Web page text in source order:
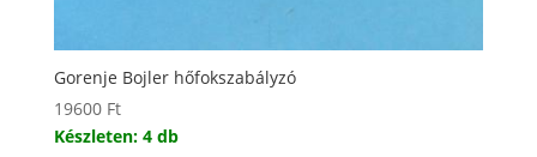
Gorenje Bojler hőfokszabályzó
19600 Ft
Készleten: 4 db